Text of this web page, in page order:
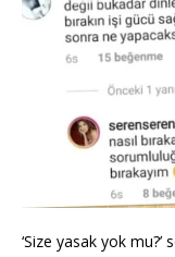
‘Size yasak yok